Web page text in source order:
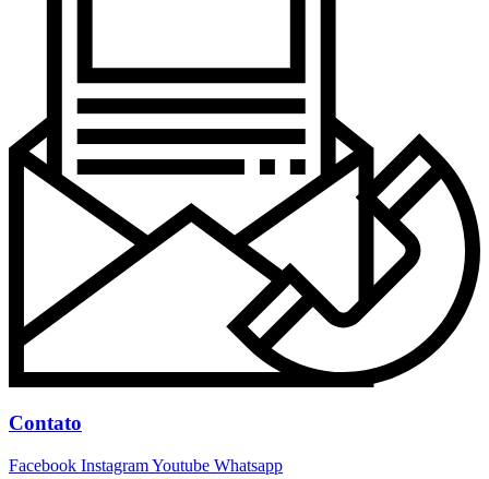
Contato
Facebook InstagramYoutube Whatsapp